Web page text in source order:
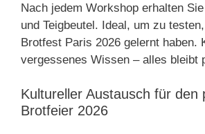
Nach jedem Workshop erhalten
und Teigbeutel. Ideal, um zu
Brotfest Paris 2026 gelernt haben.
vergessenes Wissen – alles bleibt
Kultureller Austausch für den
Brotfeier 2026